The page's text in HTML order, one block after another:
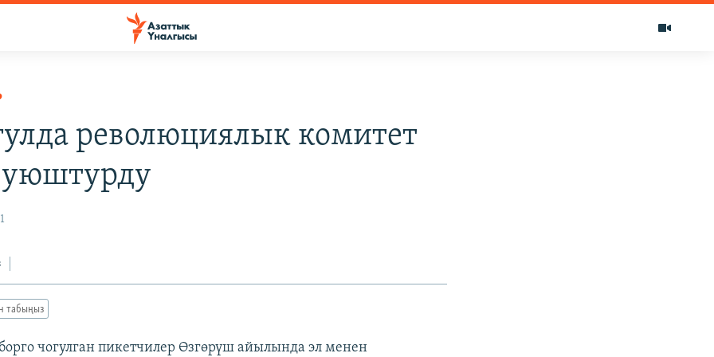
революциялык комитет
уюштурду
табыңыз
чогулган пикетчилер Өзгөрүш айылында эл менен